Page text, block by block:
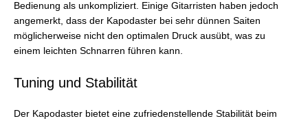
Bedienung als unkompliziert. Einige Gitarristen haben jedoch
angemerkt, dass der Kapodaster bei sehr dünnen Saiten
möglicherweise nicht den optimalen Druck ausübt, was zu
einem leichten Schnarren führen kann.
Tuning und Stabilität
Der Kapodaster bietet eine zufriedenstellende Stabilität beim